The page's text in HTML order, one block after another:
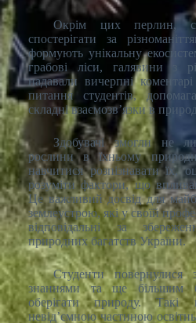
Окрім цих перлин,
спостерігати за
формують унікальну
грабові ліси, галявини з
надавали вичерпні
питання студентів,
складні взаємозв’язки в
Здобувачі змогли не
рослини в їхньому
навчитися розпізнавати їх,
розуміти фактори, що
Це важливий досвід для
землеустрою, які у своїй
відповідальні за
природних багатств України.
Студенти повернулися
знаннями та ще більшим
оберігати природу. Такі
невід’ємною частиною